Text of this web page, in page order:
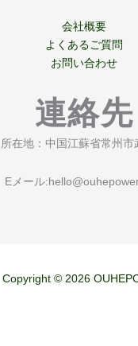
会社概要
よくあるご質問
お問い合わせ
連絡先
所在地：中国江蘇省常州市
Eメール:
Copyright © 2026